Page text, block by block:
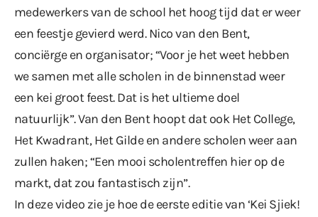
medewerkers van de school het hoog tijd dat er weer
een feestje gevierd werd. Nico van den Bent,
conciërge en organisator; “Voor je het weet hebben
we samen met alle scholen in de binnenstad weer
een kei groot feest. Dat is het ultieme doel
natuurlijk”. Van den Bent hoopt dat ook Het College,
Het Kwadrant, Het Gilde en andere scholen weer aan
zullen haken; “Een mooi scholentreffen hier op de
markt, dat zou fantastisch zijn”.
In deze video zie je hoe de eerste editie van ‘Kei Sjiek!